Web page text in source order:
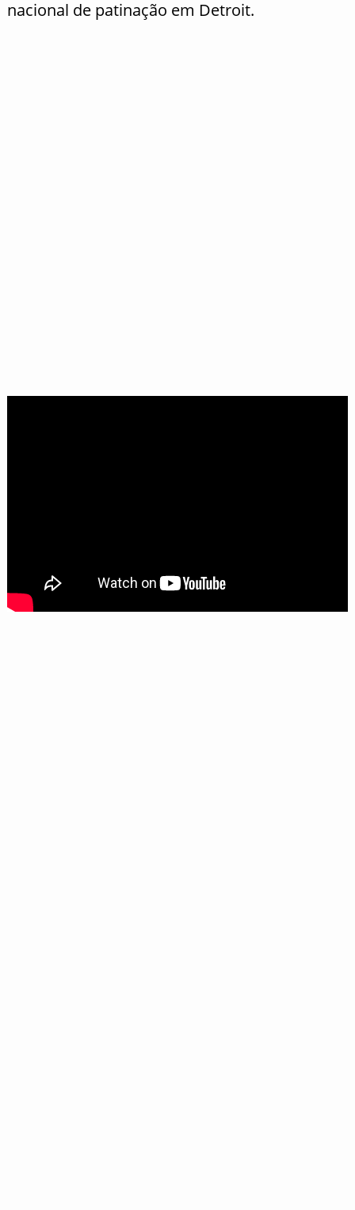
nacional de patinação em Detroit.